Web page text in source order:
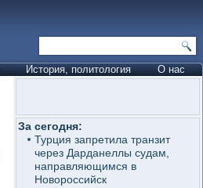
История, политология О нас
За сегодня:
Турция запретила транзит
через Дарданеллы судам,
направляющимся в
Новороссийск